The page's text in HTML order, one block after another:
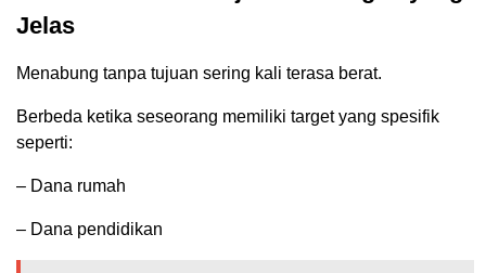
Jelas
Menabung tanpa tujuan sering kali terasa berat.
Berbeda ketika seseorang memiliki target yang spesifik
seperti:
– Dana rumah
– Dana pendidikan